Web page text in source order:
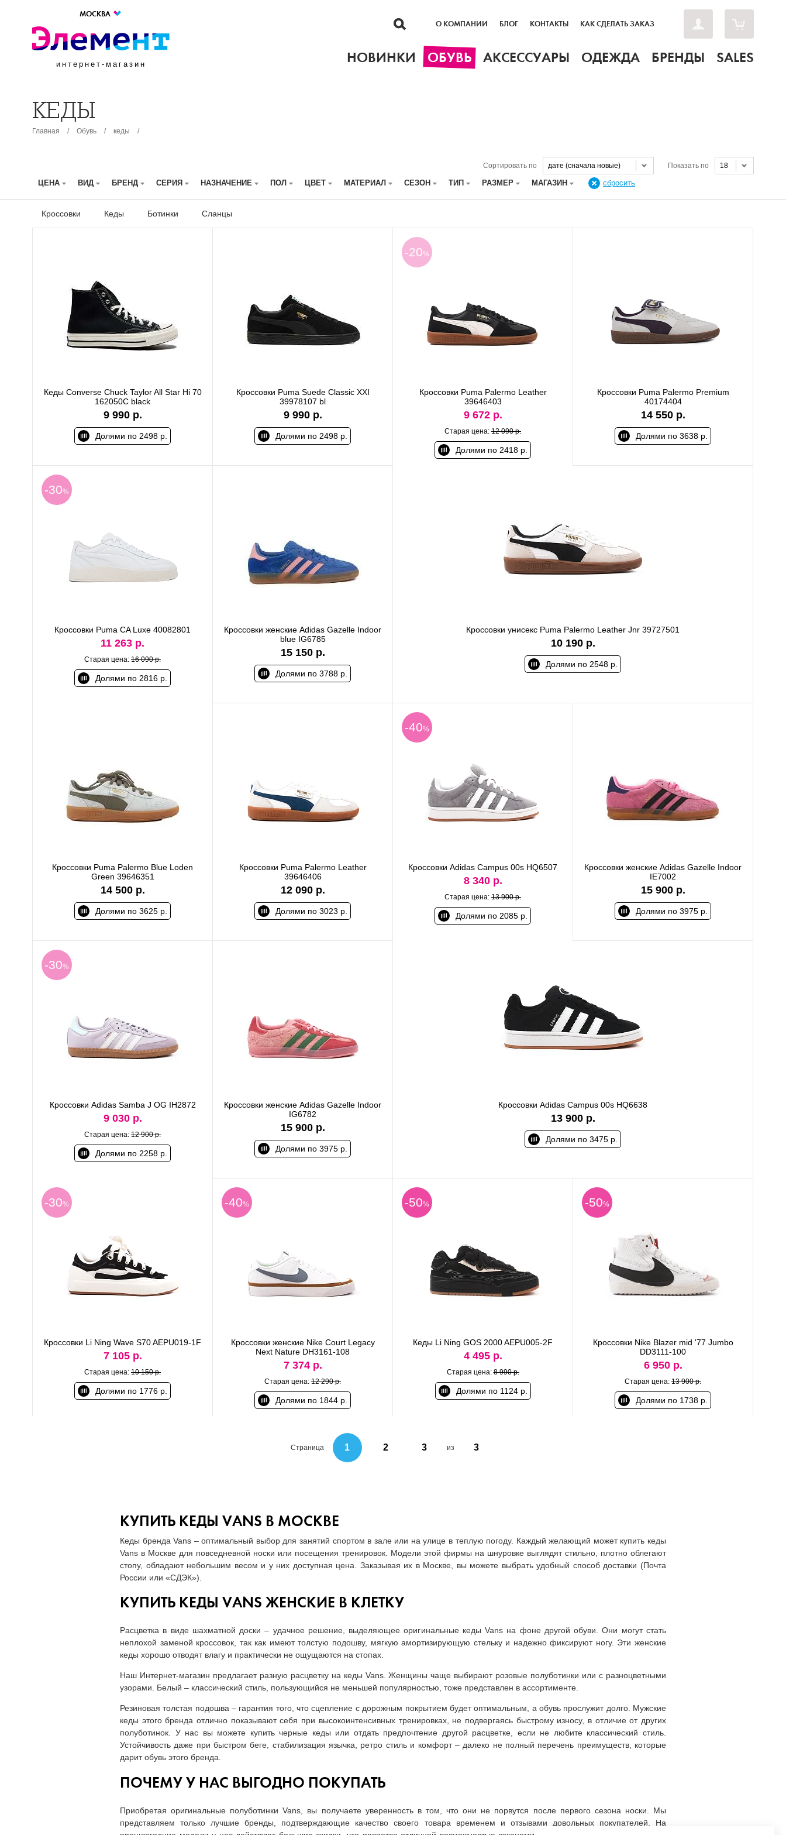
МОСКВА
интернет-магазин
О КОМПАНИИ БЛОГ КОНТАКТЫ КАК СДЕЛАТЬ ЗАКАЗ
НОВИНКИ ОБУВЬ АКСЕССУАРЫ ОДЕЖДА БРЕНДЫ SALES
КЕДЫ
Главная / Обувь / кеды /
Показать по 18
Сортировать по дате (сначала новые)
ЦЕНА ВИД БРЕНД СЕРИЯ НАЗНАЧЕНИЕ ПОЛ ЦВЕТ МАТЕРИАЛ СЕЗОН ТИП РАЗМЕР МАГАЗИН сбросить
Кроссовки Кеды Ботинки Сланцы
Кеды Converse Chuck Taylor All Star Hi 70
162050C black
9 990 р.
Долями по 2498 р.
Кроссовки Puma Suede Classic XXI
39978107 bl
9 990 р.
Долями по 2498 р.
-20%
Кроссовки Puma Palermo Leather
39646403
9 672 р.
Старая цена: 12 090 р.
Долями по 2418 р.
Кроссовки Puma Palermo Premium
40174404
14 550 р.
Долями по 3638 р.
-30%
Кроссовки Puma CA Luxe 40082801
11 263 р.
Старая цена: 16 090 р.
Долями по 2816 р.
Кроссовки женские Adidas Gazelle Indoor
blue IG6785
15 150 р.
Долями по 3788 р.
Кроссовки унисекс Puma Palermo Leather Jnr 39727501
10 190 р.
Долями по 2548 р.
Кроссовки Puma Palermo Blue Loden
Green 39646351
14 500 р.
Долями по 3625 р.
Кроссовки Puma Palermo Leather
39646406
12 090 р.
Долями по 3023 р.
-40%
Кроссовки Adidas Campus 00s HQ6507
8 340 р.
Старая цена: 13 900 р.
Долями по 2085 р.
Кроссовки женские Adidas Gazelle Indoor
IE7002
15 900 р.
Долями по 3975 р.
-30%
Кроссовки Adidas Samba J OG IH2872
9 030 р.
Старая цена: 12 900 р.
Долями по 2258 р.
Кроссовки женские Adidas Gazelle Indoor
IG6782
15 900 р.
Долями по 3975 р.
Кроссовки Adidas Campus 00s HQ6638
13 900 р.
Долями по 3475 р.
-30%
Кроссовки Li Ning Wave S70 AEPU019-1F
7 105 р.
Старая цена: 10 150 р.
Долями по 1776 р.
-40%
Кроссовки женские Nike Court Legacy
Next Nature DH3161-108
7 374 р.
Старая цена: 12 290 р.
Долями по 1844 р.
-50%
Кеды Li Ning GOS 2000 AEPU005-2F
4 495 р.
Старая цена:8 990 р.
Долями по 1124 р.
-50%
Кроссовки Nike Blazer mid '77 Jumbo
DD3111-100
6 950 р.
Старая цена: 13 900 р.
Долями по 1738 р.
Страница 1 2 3 из 3
КУПИТЬ КЕДЫ VANS В МОСКВЕ
Кеды бренда Vans – оптимальный выбор для занятий спортом в зале или на улице в теплую погоду. Каждый желающий может купить кеды
Vans в Москве для повседневной носки или посещения тренировок. Модели этой фирмы на шнуровке выглядят стильно, плотно облегают
стопу, обладают небольшим весом и у них доступная цена. Заказывая их в Москве, вы можете выбрать удобный способ доставки (Почта
России или «СДЭК»).
КУПИТЬ КЕДЫ VANS ЖЕНСКИЕ В КЛЕТКУ
Расцветка в виде шахматной доски – удачное решение, выделяющее оригинальные кеды Vans на фоне другой обуви. Они могут стать
неплохой заменой кроссовок, так как имеют толстую подошву, мягкую амортизирующую стельку и надежно фиксируют ногу. Эти женские
кеды хорошо отводят влагу и практически не ощущаются на стопах.
Наш Интернет-магазин предлагает разную расцветку на кеды Vans. Женщины чаще выбирают розовые полуботинки или с разноцветными
узорами. Белый – классический стиль, пользующийся не меньшей популярностью, тоже представлен в ассортименте.
Резиновая толстая подошва – гарантия того, что сцепление с дорожным покрытием будет оптимальным, а обувь прослужит долго. Мужские
кеды этого бренда отлично показывают себя при высокоинтенсивных тренировках, не подвергаясь быстрому износу, в отличие от других
полуботинок. У нас вы можете купить черные кеды или отдать предпочтение другой расцветке, если не любите классический стиль.
Устойчивость даже при быстром беге, стабилизация язычка, ретро стиль и комфорт – далеко не полный перечень преимуществ, которые
дарит обувь этого бренда.
ПОЧЕМУ У НАС ВЫГОДНО ПОКУПАТЬ
Приобретая оригинальные полуботинки Vans, вы получаете уверенность в том, что они не порвутся после первого сезона носки. Мы
представляем только лучшие бренды, подтверждающие качество своего товара временем и отзывами довольных покупателей. На